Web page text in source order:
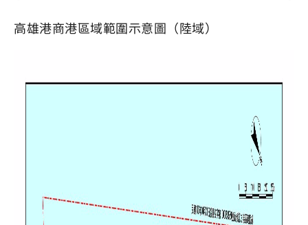
高雄港商港區域範圍示意圖（陸域）